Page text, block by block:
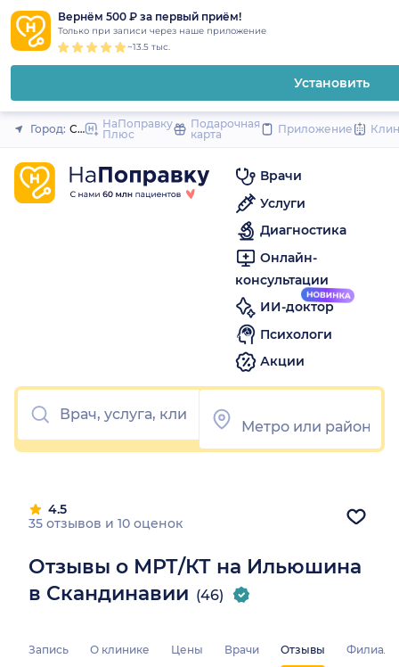
Вернём 500 ₽ за первый приём!
Только при записи через наше приложение
~13.5 тыс.
Установить
Закрыть
Город: Санкт-Петербург
НаПоправку
Плюс
Подарочная
карта
Приложение
Врачи
Услуги
Диагностика
Онлайн-
консультации
ИИ-доктор
Психологи
Акции
Отзывы о МРТ/КТ на Ильюшина
в Скандинавии (46)
4.5
35 отзывов и 10 оценок
Запись О клинике Цены Врачи Отзывы Филиалы